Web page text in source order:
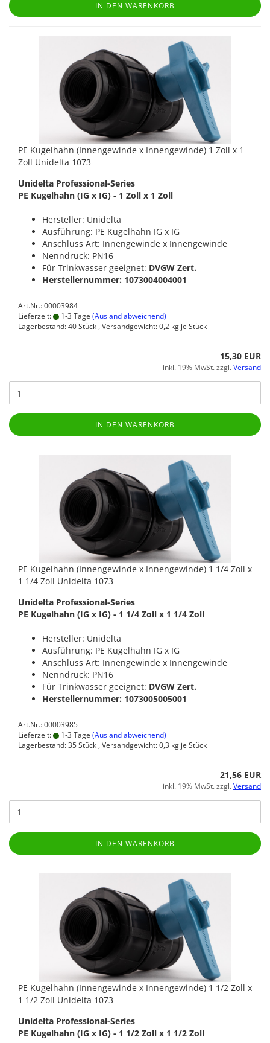
IN DEN WARENKORB
PE Kugelhahn (Innengewinde x Innengewinde) 1 Zoll x 1
Zoll Unidelta 1073
Unidelta Professional-Series
PE Kugelhahn (IG x IG) - 1 Zoll x 1 Zoll
Hersteller: Unidelta
Ausführung: PE Kugelhahn IG x IG
Anschluss Art: Innengewinde x Innengewinde
Nenndruck: PN16
Für Trinkwasser geeignet: DVGW Zert.
Herstellernummer: 1073004004001
Art.Nr.: 00003984
Lieferzeit:
1-3 Tage (Ausland abweichend)
Lagerbestand: 40 Stück , Versandgewicht:0,2 kg je Stück
15,30 EUR
inkl. 19% MwSt. zzgl.Versand
IN DEN WARENKORB
PE Kugelhahn (Innengewinde x Innengewinde) 1 1/4 Zoll x
1 1/4 Zoll Unidelta 1073
Unidelta Professional-Series
PE Kugelhahn (IG x IG) - 1 1/4 Zoll x 1 1/4 Zoll
Hersteller: Unidelta
Ausführung: PE Kugelhahn IG x IG
Anschluss Art: Innengewinde x Innengewinde
Nenndruck: PN16
Für Trinkwasser geeignet: DVGW Zert.
Herstellernummer: 1073005005001
Art.Nr.: 00003985
Lieferzeit:
1-3 Tage (Ausland abweichend)
Lagerbestand: 35 Stück , Versandgewicht:0,3 kg je Stück
21,56 EUR
inkl. 19% MwSt. zzgl.Versand
IN DEN WARENKORB
PE Kugelhahn (Innengewinde x Innengewinde) 1 1/2 Zoll x
1 1/2 Zoll Unidelta 1073
Unidelta Professional-Series
PE Kugelhahn (IG x IG) - 1 1/2 Zoll x 1 1/2 Zoll